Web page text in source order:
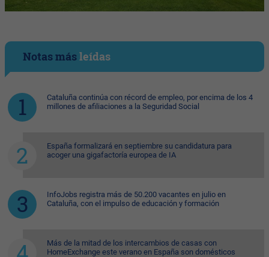
Notas másleídas
Cataluña continúa con récord de empleo, por encima de los 4
millones de afiliaciones a la Seguridad Social
España formalizará en septiembre su candidatura para
acoger una gigafactoría europea de IA
InfoJobs registra más de 50.200 vacantes en julio en
Cataluña, con el impulso de educación y formación
Más de la mitad de los intercambios de casas con
HomeExchange este verano en España son domésticos